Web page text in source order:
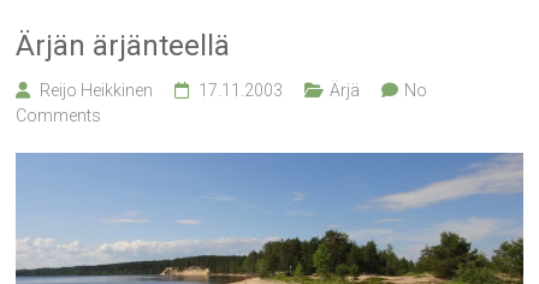
Ärjän ärjänteellä
Reijo Heikkinen 17.11.2003 Ärjä
No
Comments